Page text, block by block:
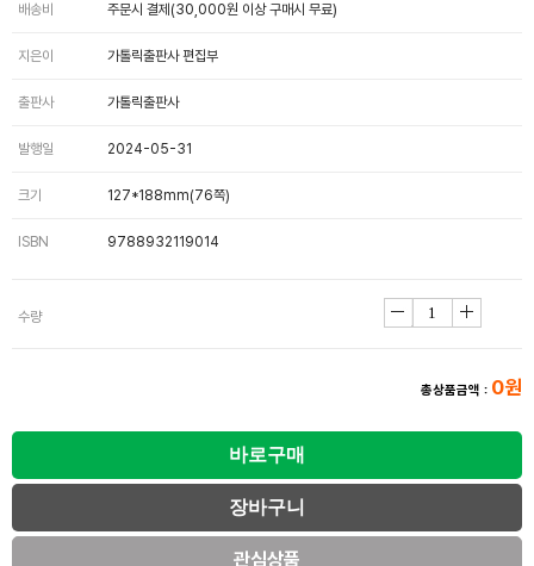
배송비 주문시 결제(30,000원 이상 구매시 무료)
지은이 가톨릭출판사 편집부
출판사 가톨릭출판사
발행일 2024-05-31
크기 127*188mm(76쪽)
ISBN 9788932119014
수량
총상품금액 : 0원
관심상품